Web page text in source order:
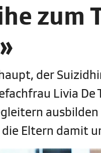
zum
der
Livia
Eltern damit